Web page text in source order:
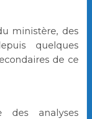
ministère, des
quelques
de ce
des analyses